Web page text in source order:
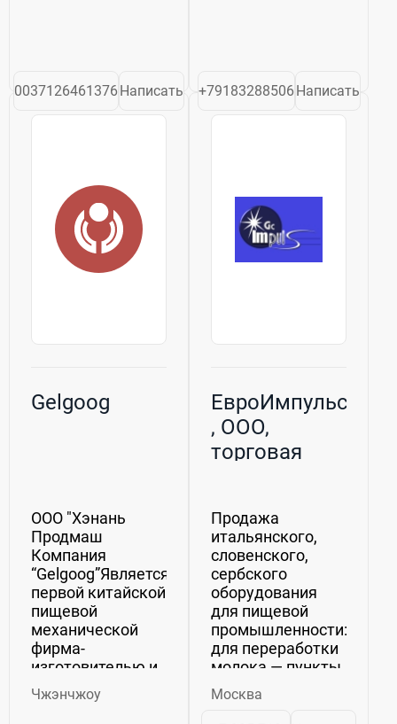
0037126461376 Написать +79183288506 Написать
Gelgoog
ООО "Хэнань
Продмаш
Компания
“Gelgoog”Является
первой китайской
пищевой
механической
фирма-
изготовителью,и
группой
постоянного
Чжэнчжоу
ЕвроИмпульс
, ООО,
торговая
Продажа
итальянского,
словенского,
сербского
оборудования
для пищевой
промышленности:1.
для переработки
молока — пункты
приемки молока,
сепараторы,
Москва